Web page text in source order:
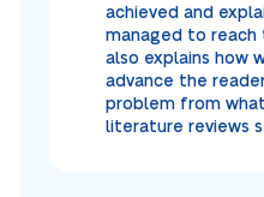
achieved and
managed to reach
also explains how
advance the
problem from
literature reviews